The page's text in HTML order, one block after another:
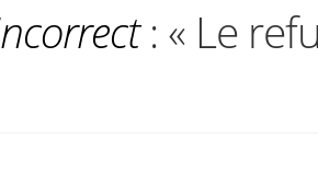
: « Le